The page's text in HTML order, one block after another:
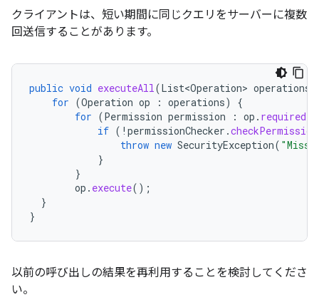
クライアントは、短い期間に同じクエリをサーバーに複数
回送信することがあります。
public void executeAll(List<Operation> operations
for (Operation op : operations)
{
for (Permission permission : op .
if ( ! permissionChecker .checkPermission
throw new SecurityException(
}
}
op . execute();
}
}
以前の呼び出しの結果を再利用することを検討してくださ
い。